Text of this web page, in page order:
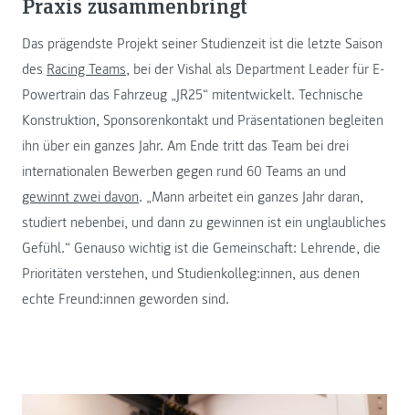
Das prägendste Projekt seiner Studienzeit ist die letzte Saison
des Racing Teams, bei der Vishal als Department Leader für E-
Powertrain das Fahrzeug „JR25“ mitentwickelt. Technische
Konstruktion, Sponsorenkontakt und Präsentationen begleiten
ihn über ein ganzes Jahr. Am Ende tritt das Team bei drei
internationalen Bewerben gegen rund 60 Teams an und
gewinnt zwei davon. „Mann arbeitet ein ganzes Jahr daran,
studiert nebenbei, und dann zu gewinnen ist ein unglaubliches
Gefühl.“ Genauso wichtig ist die Gemeinschaft: Lehrende, die
Prioritäten verstehen, und Studienkolleg:innen, aus denen
echte Freund:innen geworden sind.